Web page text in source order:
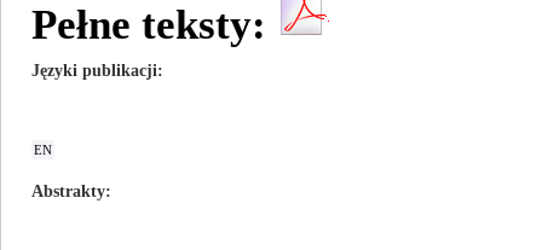
Pełne teksty:
Języki publikacji
EN
Abstrakty